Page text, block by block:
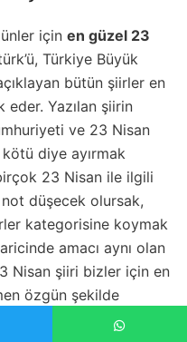
için en güzel 23
Türkiye Büyük
bütün şiirler en
Yazılan şiirin
ve 23 Nisan
diye ayırmak
23 Nisan ile ilgili
düşecek olursak,
kategorisine koymak
amacı aynı olan
Nisan şiiri bizler için en
özgün şekilde
birkaç tanesini